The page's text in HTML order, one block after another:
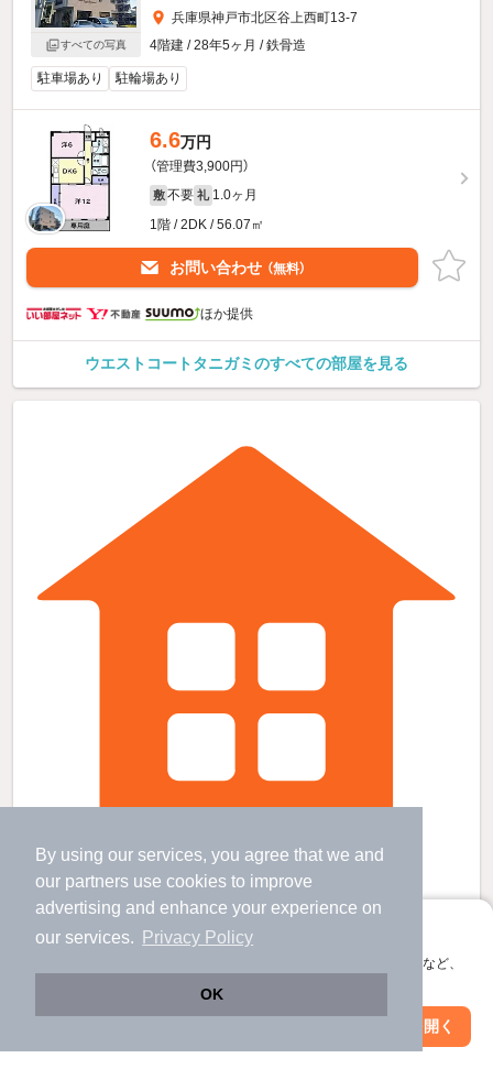
By using our services, you agree that we and
our partners use cookies to improve
advertising and enhance your experience on
our services.
Privacy Policy
OK
アプリに切り替えて、サクサクお部屋探し
会員登録なしですぐ使える。マップ検索やお気に入り保存など、
アプリを開く
すべての写真
兵庫県神戸市北区谷上西町13-7
4階建 / 28年5ヶ月 / 鉄骨造
駐車場あり 駐輪場あり
6.6万円
（管理費3,900円）
敷 不要 礼 1.0ヶ月
1階 / 2DK / 56.07㎡
お問い合わせ （無料）
ほか提供
ウエストコートタニガミのすべての部屋を見る
鈴蘭台駅より徒歩9分 築44年8ヶ月 2階建の賃貸物件
鈴蘭台駅 歩8 分 （神鉄有馬線
鈴蘭台西口駅 歩 17分 （神鉄粟生線）
兵庫県神戸市北区鈴蘭台東町２丁目
絞り込み条件を変更